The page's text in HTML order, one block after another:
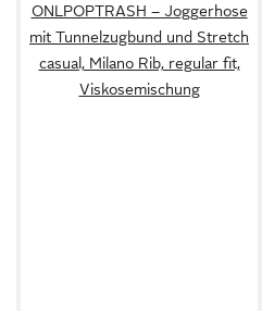
ONLPOPTRASH – Joggerhose
mit Tunnelzugbund und Stretch
casual, Milano Rib, regular fit,
Viskosemischung